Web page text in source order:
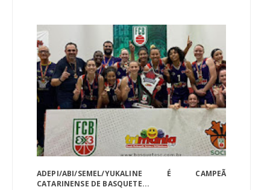
ADEPI/ABI/SEMEL/YUKALINE É CAMPEÃ
CATARINENSE DE BASQUETE...